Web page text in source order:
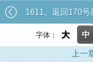
字体： 大 中
上一